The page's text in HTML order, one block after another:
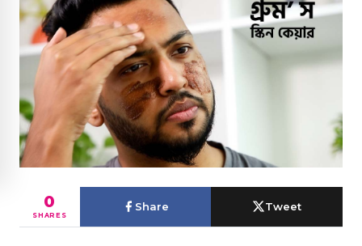
0
SHARES
Share Tweet